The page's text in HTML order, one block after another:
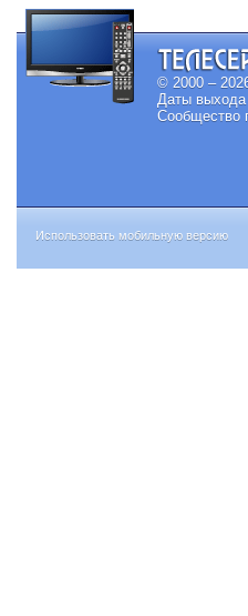
© 2000 –
Даты
Сообщество
Использовать мобильную версию